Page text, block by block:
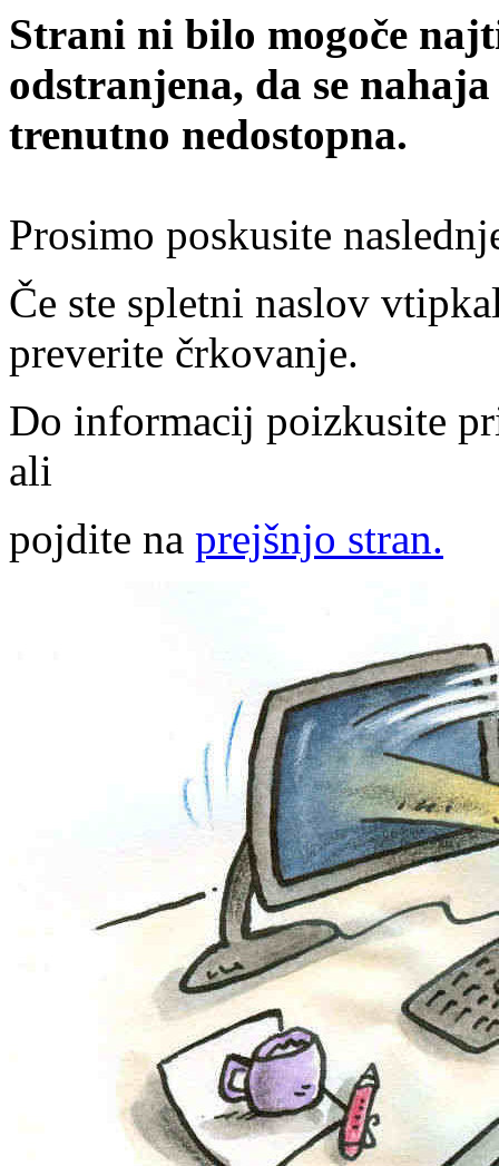
Strani ni bilo mogoče
odstranjena, da se
trenutno nedostopna.
Prosimo poskusite
Če ste spletni naslov
preverite črkovanje.
Do informacij poizkusite
ali
pojdite na prejšnjo stran.